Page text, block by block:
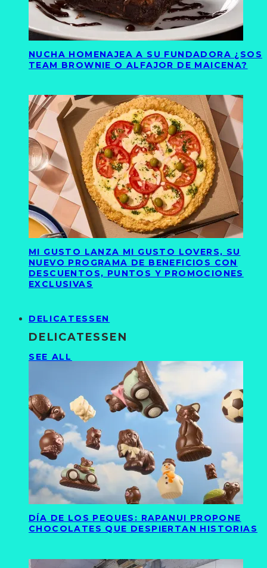
NUCHA HOMENAJEA A SU FUNDADORA ¿SOS
TEAM BROWNIE O ALFAJOR DE MAICENA?
MI GUSTO LANZA MI GUSTO LOVERS, SU
NUEVO PROGRAMA DE BENEFICIOS CON
DESCUENTOS, PUNTOS Y PROMOCIONES
EXCLUSIVAS
DELICATESSEN
DELICATESSEN
SEE ALL
DÍA DE LOS PEQUES: RAPANUI PROPONE
CHOCOLATES QUE DESPIERTAN HISTORIAS